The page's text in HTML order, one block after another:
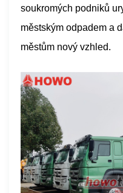
soukromých podniků
městským odpadem a
městům nový vzhled.